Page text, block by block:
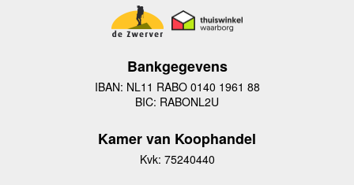
Bankgegevens
IBAN: NL11 RABO 0140 1961 88
BIC: RABONL2U
Kamer van Koophandel
Kvk: 75240440